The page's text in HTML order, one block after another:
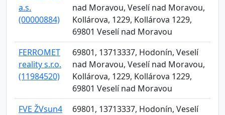
a.s.
(00000884)
nad Moravou, Veselí nad Moravou,
Kollárova, 1229, Kollárova 1229,
69801 Veselí nad Moravou
FERROMET
reality s.r.o.
(11984520)
69801, 13713337, Hodonín, Veselí
nad Moravou, Veselí nad Moravou,
Kollárova, 1229, Kollárova 1229,
69801 Veselí nad Moravou
FVE ŽVsun4
69801, 13713337, Hodonín, Veselí